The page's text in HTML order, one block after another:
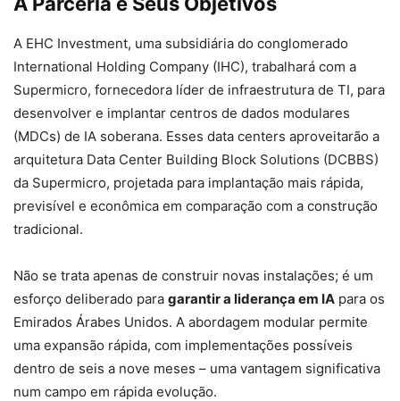
A EHC Investment, uma subsidiária do conglomerado
International Holding Company (IHC), trabalhará com a
Supermicro, fornecedora líder de infraestrutura de TI, para
desenvolver e implantar centros de dados modulares
(MDCs) de IA soberana. Esses data centers aproveitarão a
arquitetura Data Center Building Block Solutions (DCBBS)
da Supermicro, projetada para implantação mais rápida,
previsível e econômica em comparação com a construção
tradicional.
Não se trata apenas de construir novas instalações; é um
esforço deliberado para garantir a liderança em IA para os
Emirados Árabes Unidos. A abordagem modular permite
uma expansão rápida, com implementações possíveis
dentro de seis a nove meses – uma vantagem significativa
num campo em rápida evolução.